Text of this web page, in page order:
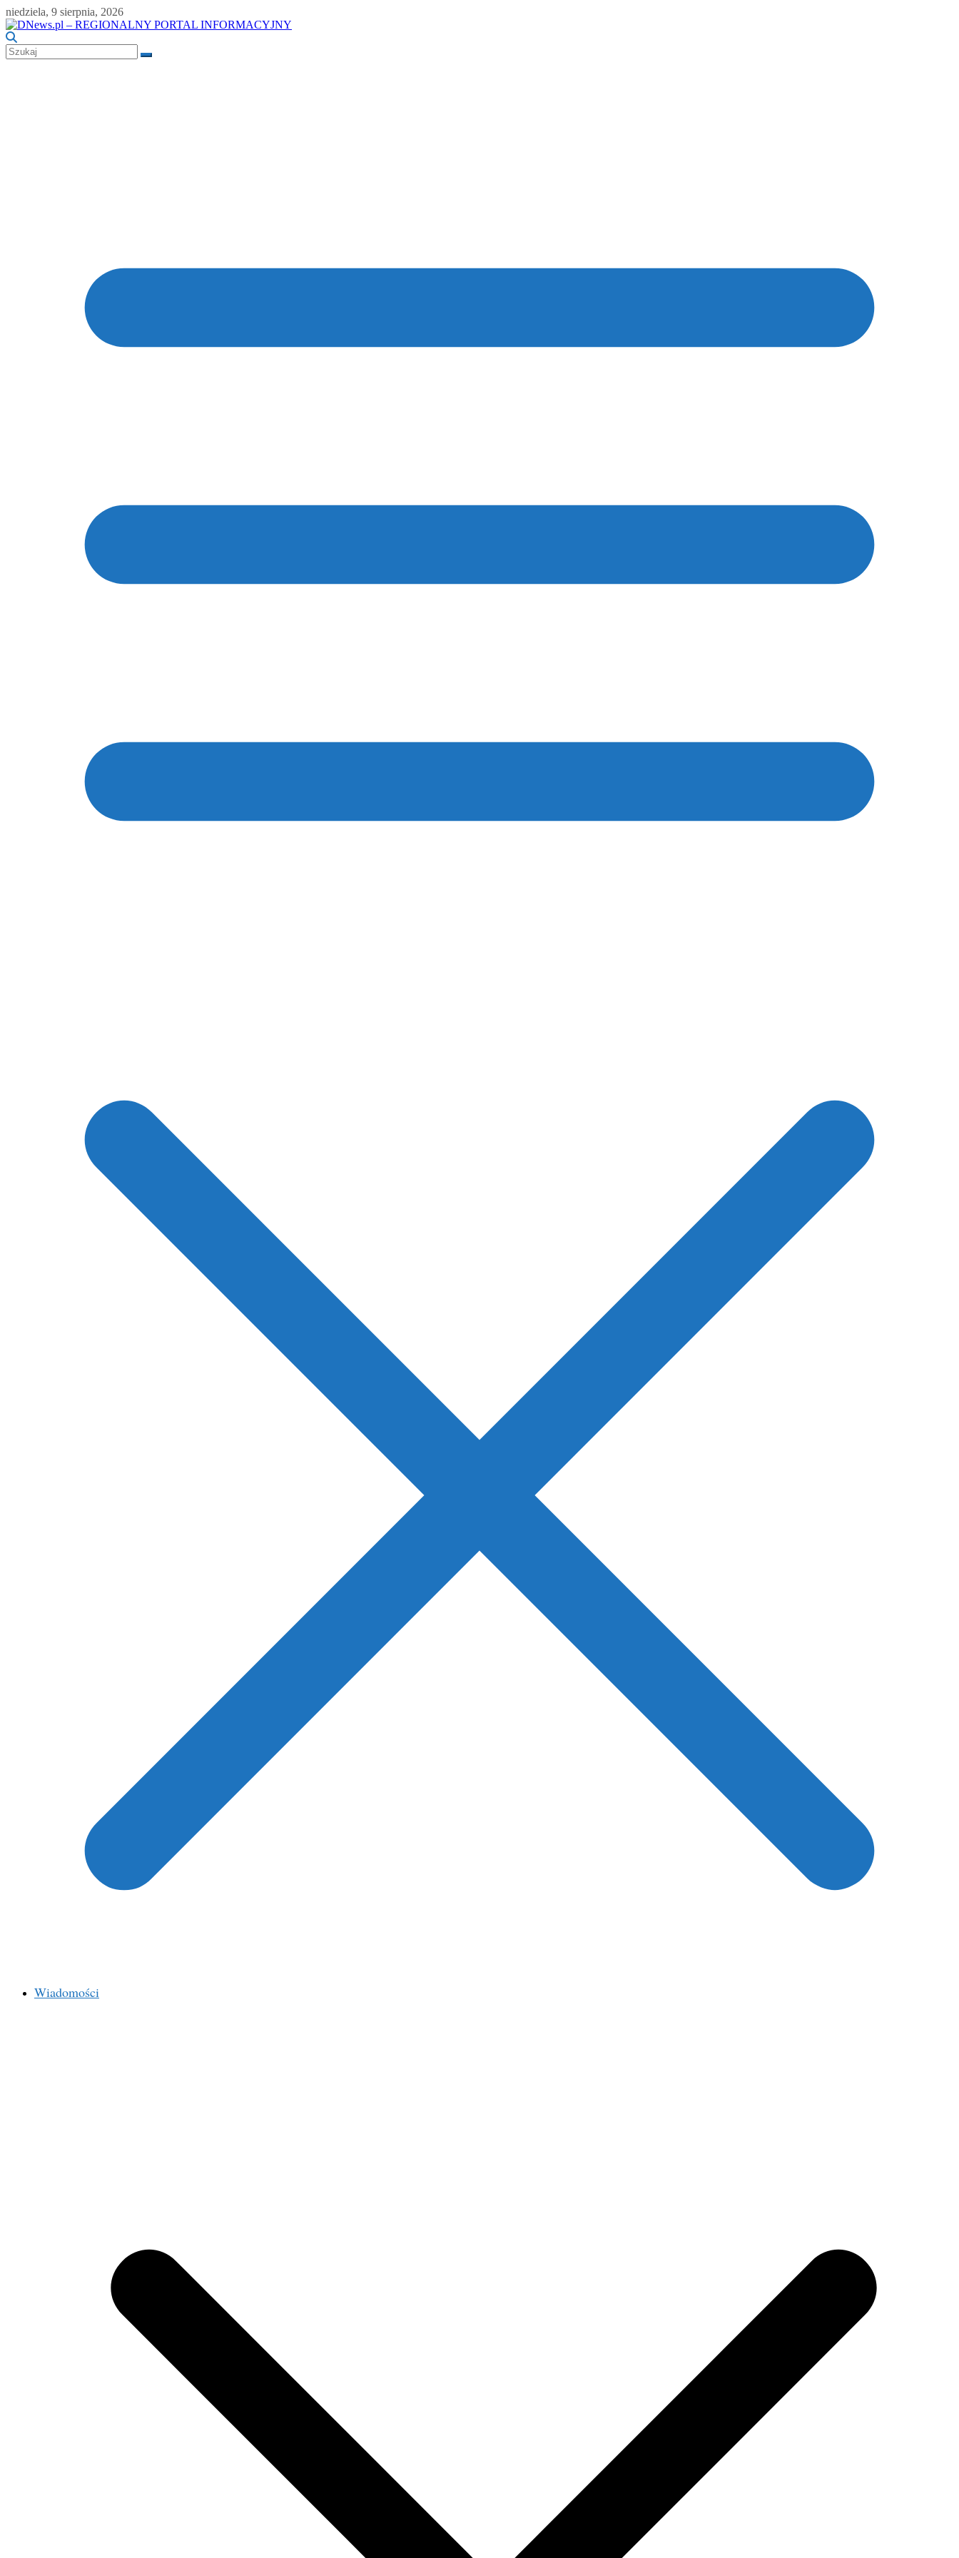
Skip
to
content
niedziela, 9 sierpnia, 2026
Wiadomości